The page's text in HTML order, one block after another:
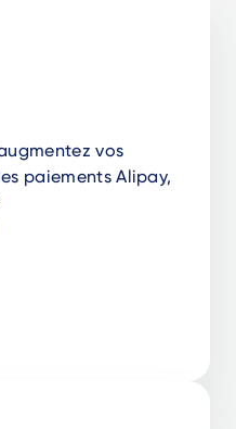
vos
paiements Alipay,